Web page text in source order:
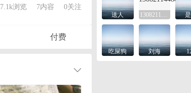
送人
吃屎狗 刘海
7.1k浏览 7内容 0关注
付费